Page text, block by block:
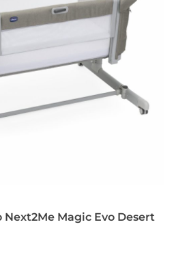
Next2Me Magic Evo Desert